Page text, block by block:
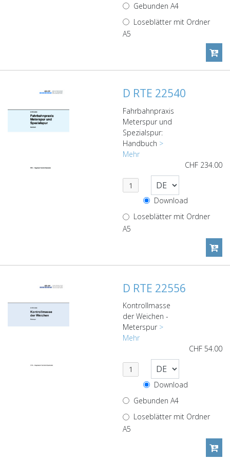
Gebunden A4
Loseblätter mit Ordner
A5
D RTE 22540
Fahrbahnpraxis
Meterspur und
Spezialspur:
Handbuch >
Mehr
CHF 234.00
Download
Loseblätter mit Ordner
A5
D RTE 22556
Kontrollmasse
der Weichen -
Meterspur >
Mehr
CHF 54.00
Download
Gebunden A4
Loseblätter mit Ordner
A5